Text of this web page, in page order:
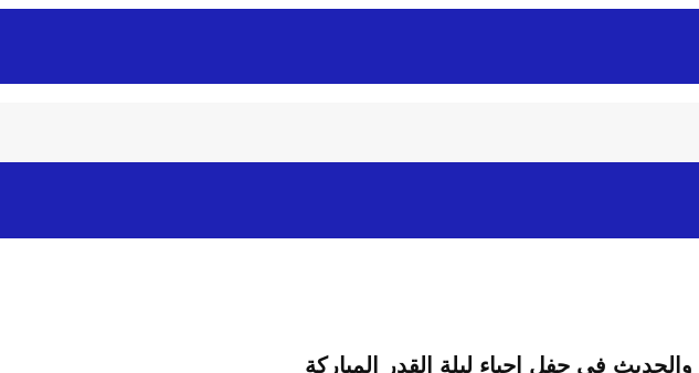
في حفل إحياء ليلة القدر المباركة